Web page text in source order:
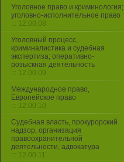
Уголовное право и криминология;
уголовно-исполнительное право
::: 12.00.08
Уголовный процесс,
криминалистика и судебная
экспертиза; оперативно-
розыскная деятельность
::: 12.00.09
Международное право,
Европейское право
::: 12.00.10
Судебная власть, прокурорский
надзор, организация
правоохранительной
деятельности, адвокатура
::: 12.00.11